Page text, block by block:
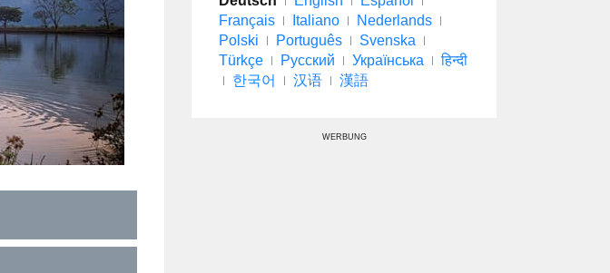
Français
Italiano
Nederlands
Polski
Português
Svenska
Türkçe
Русский Українська
हिन्दी
한국어
汉语 漢語
WERBUNG